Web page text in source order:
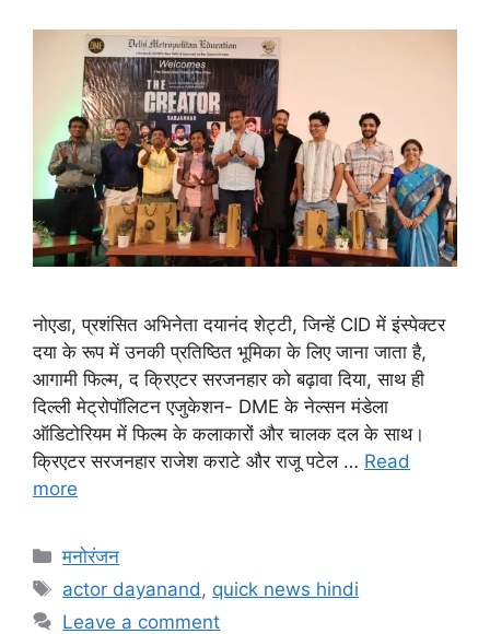
नोएडा, प्रशंसित अभिनेता दयानंद शेट्टी, जिन्हें CID में इंस्पेक्टर
दया के रूप में उनकी प्रतिष्ठित भूमिका के लिए जाना जाता है,
आगामी फिल्म, द क्रिएटर सरजनहार को बढ़ावा दिया, साथ ही
दिल्ली मेट्रोपॉलिटन एजुकेशन- DME के ​​नेल्सन मंडेला
ऑडिटोरियम में फिल्म के कलाकारों और चालक दल के साथ।
क्रिएटर सरजनहार राजेश कराटे और राजू पटेल … Read
more
मनोरंजन
actor dayanand, quick news hindi
Leave a comment